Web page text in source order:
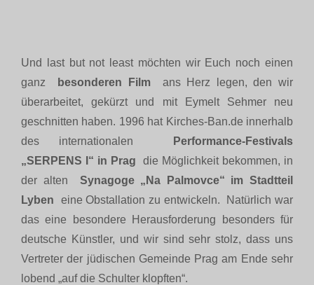
Und last but not least möchten wir Euch noch einen
ganz
besonderen Filmans Herz legen, den wir
überarbeitet, gekürzt und mit Eymelt Sehmer neu
geschnitten haben. 1996 hat Kirches-Ban.de innerhalb
des internationalen
Performance-Festivals
„SERPENS I“ in Prag die Möglichkeit bekommen, in
der alten Synagoge „Na Palmovce“ im Stadtteil
Lyben eine Obstallation zu entwickeln. Natürlich war
das eine besondere Herausforderung besonders für
deutsche Künstler, und wir sind sehr stolz, dass uns
Vertreter der jüdischen Gemeinde Prag am Ende sehr
lobend „auf die Schulter klopften“.